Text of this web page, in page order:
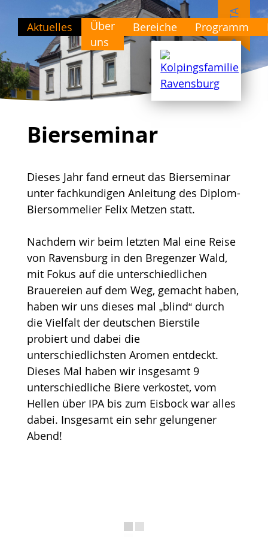
Aktuelles
Über
uns
Bereiche Programm
Bierseminar
Dieses Jahr fand erneut das Bierseminar
unter fachkundigen Anleitung des Diplom-
Biersommelier Felix Metzen statt.
Nachdem wir beim letzten Mal eine Reise
von Ravensburg in den Bregenzer Wald,
mit Fokus auf die unterschiedlichen
Brauereien auf dem Weg, gemacht haben,
haben wir uns dieses mal „blind“ durch
die Vielfalt der deutschen Bierstile
probiert und dabei die
unterschiedlichsten Aromen entdeckt.
Dieses Mal haben wir insgesamt 9
unterschiedliche Biere verkostet, vom
Hellen über IPA bis zum Eisbock war alles
dabei. Insgesamt ein sehr gelungener
Abend!